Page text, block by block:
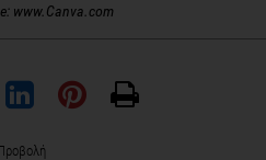
www.Canva.com